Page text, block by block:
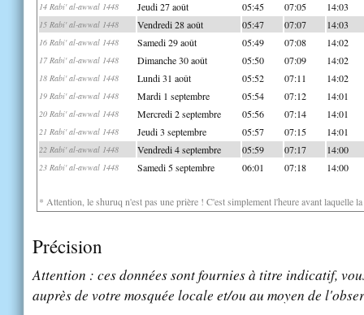
14 Rabi' al-awwal 1448 Jeudi 27 août 05:45 07:05 14:03
15 Rabi' al-awwal 1448 Vendredi 28 août 05:47 07:07 14:03
16 Rabi' al-awwal 1448 Samedi 29 août 05:49 07:08 14:02
17 Rabi' al-awwal 1448 Dimanche 30 août 05:50 07:09 14:02
18 Rabi' al-awwal 1448 Lundi 31 août 05:52 07:11 14:02
19 Rabi' al-awwal 1448 Mardi 1 septembre 05:54 07:12 14:01
20 Rabi' al-awwal 1448 Mercredi 2 septembre 05:56 07:14 14:01
21 Rabi' al-awwal 1448 Jeudi 3 septembre 05:57 07:15 14:01
22 Rabi' al-awwal 1448 Vendredi 4 septembre 05:59 07:17 14:00
23 Rabi' al-awwal 1448 Samedi 5 septembre 06:01 07:18 14:00
* Attention, le shuruq n'est pas une prière ! C'est simplement l'heure avant laquelle
Précision
Attention : ces données sont fournies à titre indicatif,
auprès de votre mosquée locale et/ou au moyen de